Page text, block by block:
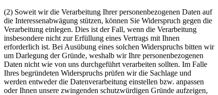
(2) Soweit wir die Verarbeitung Ihrer personenbezogenen Daten auf
die Interessenabwägung stützen, können Sie Widerspruch gegen die
Verarbeitung einlegen. Dies ist der Fall, wenn die Verarbeitung
insbesondere nicht zur Erfüllung eines Vertrags mit Ihnen
erforderlich ist. Bei Ausübung eines solchen Widerspruchs bitten wir
um Darlegung der Gründe, weshalb wir Ihre personenbezogenen
Daten nicht wie von uns durchgeführt verarbeiten sollten. Im Falle
Ihres begründeten Widerspruchs prüfen wir die Sachlage und
werden entweder die Datenverarbeitung einstellen bzw. anpassen
oder Ihnen unsere zwingenden schutzwürdigen Gründe aufzeigen,